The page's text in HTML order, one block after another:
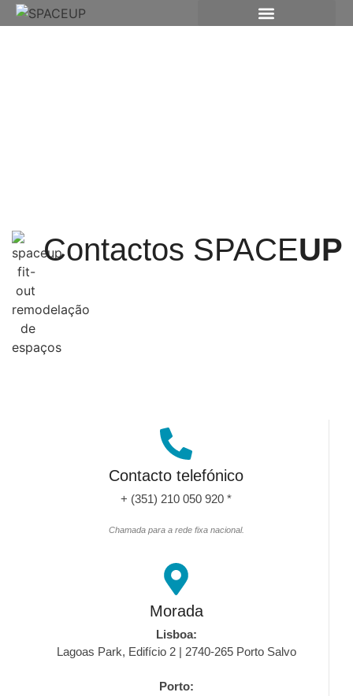
Contactos SPACEUP
Contacto telefónico
+ (351) 210 050 920 *
Chamada para a rede fixa nacional.
Morada
Lisboa:
Lagoas Park, Edifício 2 | 2740-265 Porto Salvo
Porto: